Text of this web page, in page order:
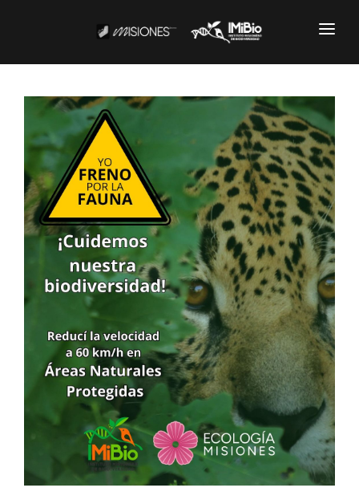
CARTOGRAFÍA
DOCUMENTOS INSTITUCIONALES
EL IMIBIO
NOTICIAS
Productos y Servicios
RESGUARDO DE COLECCIONES
BIOBANCO
FORTALECIMIENTO DE RECURSOS
ALIMENTICIOS
BIODIVERSIDAD Y ALIMENTACIÓN
INVENTARIO DE LA BIODIVERSIDAD MISIONERA